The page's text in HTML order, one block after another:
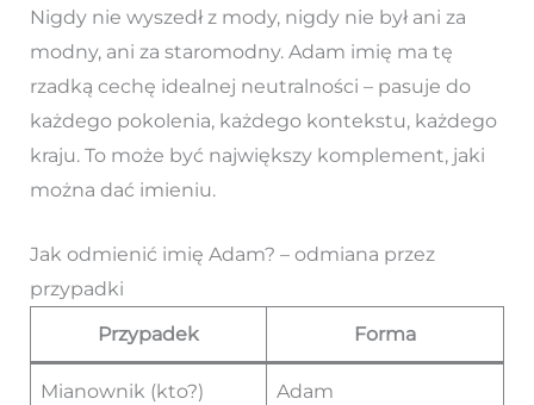
Nigdy nie wyszedł z mody, nigdy nie był ani za
modny, ani za staromodny. Adam imię ma tę
rzadką cechę idealnej neutralności – pasuje do
każdego pokolenia, każdego kontekstu, każdego
kraju. To może być największy komplement, jaki
można dać imieniu.
Jak odmienić imię Adam? – odmiana przez
przypadki
Przypadek
Forma
Mianownik (kto?) Adam